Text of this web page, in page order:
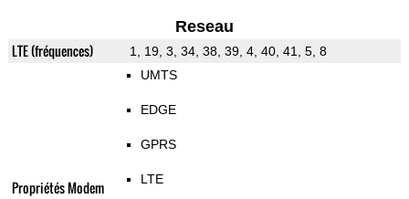
Reseau
LTE (fréquences) 1, 19, 3, 34, 38, 39, 4, 40, 41, 5, 8
Propriétés Modem
UMTS
EDGE
GPRS
LTE